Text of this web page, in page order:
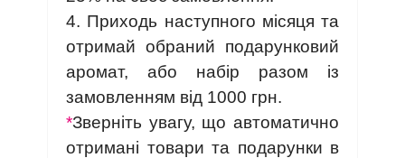
4. Приходь наступного місяця та
отримай обраний подарунковий
аромат, або набір разом із
замовленням від 1000 грн.
*Зверніть увагу, що автоматично
отримані товари та подарунки в